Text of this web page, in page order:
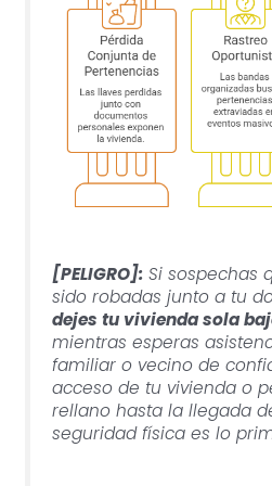
[PELIGRO]: Si sospechas
sido robadas junto a tu
dejes tu vivienda sola
mientras esperas
familiar o vecino de
acceso de tu vivienda o
rellano hasta la llegada
seguridad física es lo